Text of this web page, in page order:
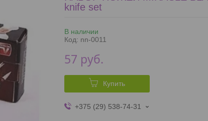
knife set
В наличии
Код: nn-0011
57 руб.
Купить
+375 (29) 538-74-31